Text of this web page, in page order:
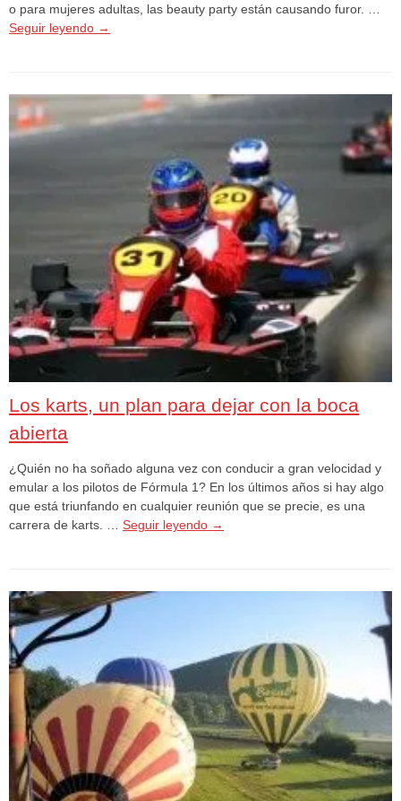
o para mujeres adultas, las beauty party están causando furor. …
Seguir leyendo →
Los karts, un plan para dejar con la boca
abierta
¿Quién no ha soñado alguna vez con conducir a gran velocidad y
emular a los pilotos de Fórmula 1? En los últimos años si hay algo
que está triunfando en cualquier reunión que se precie, es una
carrera de karts. … Seguir leyendo →